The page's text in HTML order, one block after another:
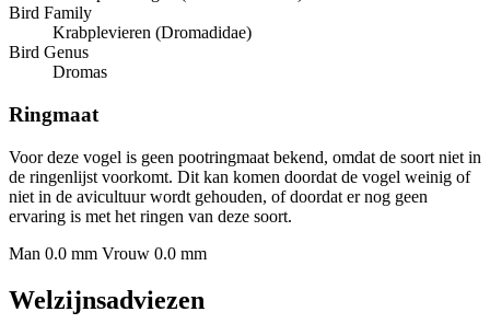
Bird Family
Krabplevieren (Dromadidae)
Bird Genus
Dromas
Ringmaat
Voor deze vogel is geen pootringmaat bekend, omdat de soort niet in
de ringenlijst voorkomt. Dit kan komen doordat de vogel weinig of
niet in de avicultuur wordt gehouden, of doordat er nog geen
ervaring is met het ringen van deze soort.
Man 0.0 mm Vrouw 0.0 mm
Welzijnsadviezen